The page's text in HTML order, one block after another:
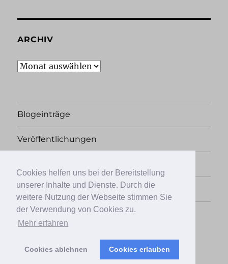
Cookies helfen uns bei der Bereitstellung
unserer Inhalte und Dienste. Durch die
weitere Nutzung der Webseite stimmen Sie
der Verwendung von Cookies zu.
Mehr erfahren
Cookies ablehnen Cookies erlauben
ARCHIV
Archiv
Blogeinträge
Veröffentlichungen
Übersicht
FacebookTwitter
Papierkrieg, der Literaturblog
Stolz präsentiert von